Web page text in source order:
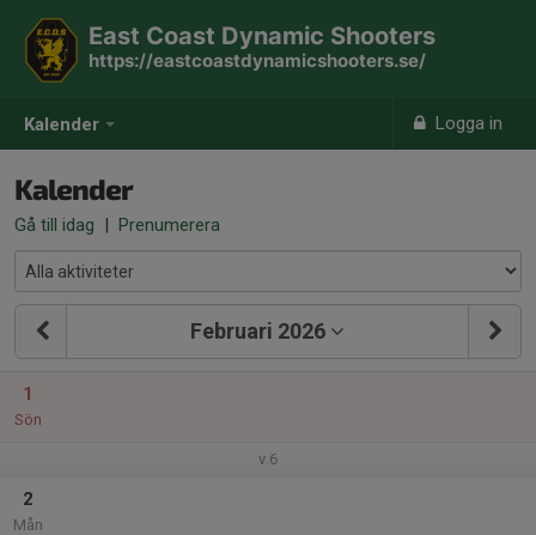
Kalender Logga in
East Coast Dynamic Shooters
https://eastcoastdynamicshooters.se/
Kalender
Gå till idag | Prenumerera
Februari 2026
1
Sön
v.6
2
Mån